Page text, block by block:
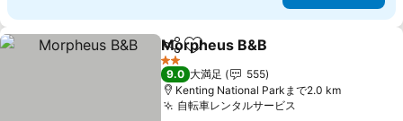
シェアお気に入りに追加
Morpheus B&B
2 ホテルのランク
9.0 大満足
555
Kenting National Parkまで2.0 km
自転車レンタルサービス